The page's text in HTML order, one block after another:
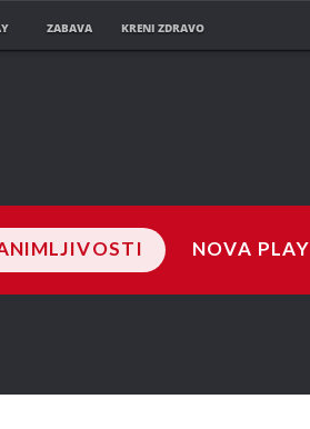
ZABAVA KRENI ZDRAVO
NOVA PLAY